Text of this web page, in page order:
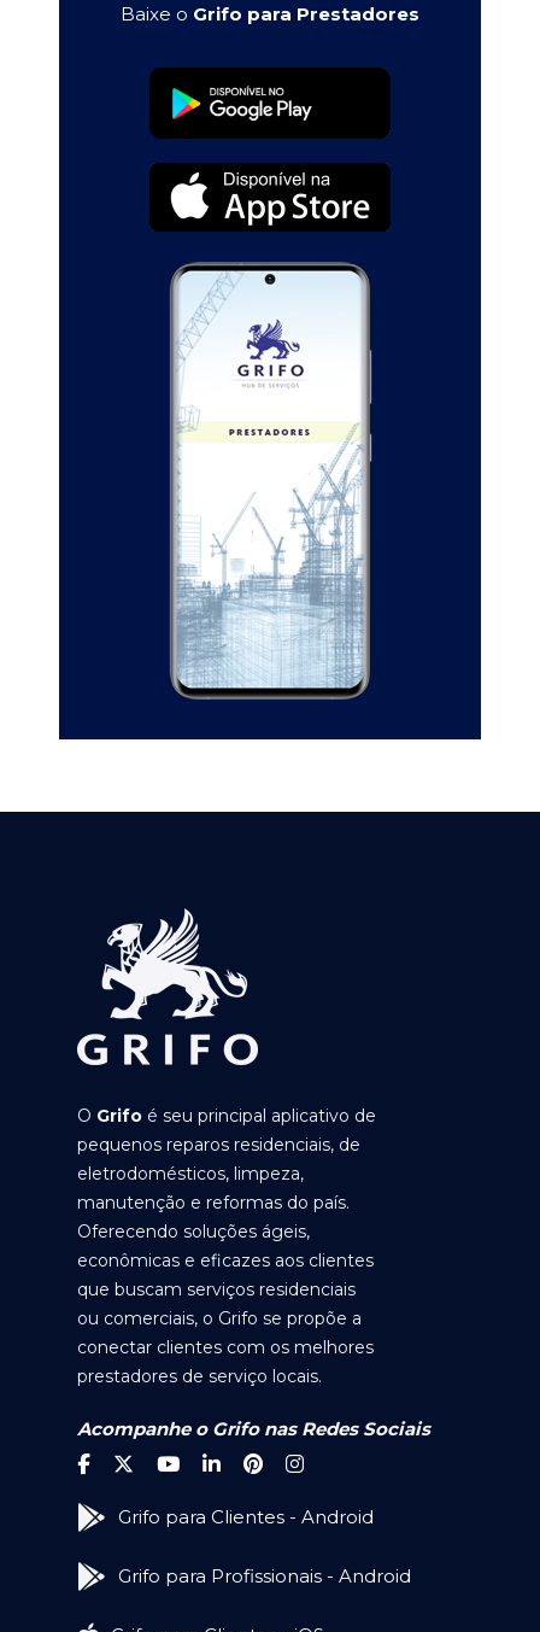
Baixe o Grifo para Prestadores
O Grifo é seu principal aplicativo de
pequenos reparos residenciais, de
eletrodomésticos, limpeza,
manutenção e reformas do país.
Oferecendo soluções ágeis,
econômicas e eficazes aos clientes
que buscam serviços residenciais
ou comerciais, o Grifo se propõe a
conectar clientes com os melhores
prestadores de serviço locais.
Acompanhe o Grifo nas Redes Sociais
Grifo para Clientes - Android
Grifo para Profissionais - Android